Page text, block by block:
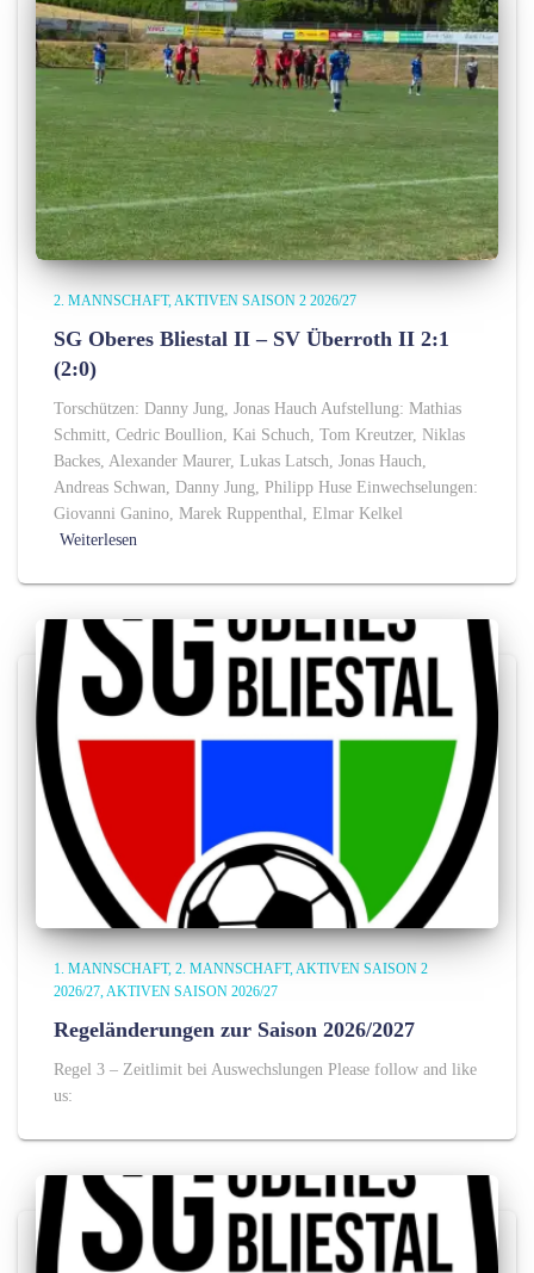
2. MANNSCHAFT AKTIVEN SAISON 2 2026/27
SG Oberes Bliestal II – SV Überroth II 2:1
(2:0)
Torschützen: Danny Jung, Jonas Hauch Aufstellung: Mathias
Schmitt, Cedric Boullion, Kai Schuch, Tom Kreutzer, Niklas
Backes, Alexander Maurer, Lukas Latsch, Jonas Hauch,
Andreas Schwan, Danny Jung, Philipp Huse Einwechselungen:
Giovanni Ganino, Marek Ruppenthal, Elmar Kelkel
Weiterlesen
1. MANNSCHAFT 2. MANNSCHAFT AKTIVEN SAISON 2
2026/27 AKTIVEN SAISON 2026/27
Regeländerungen zur Saison 2026/2027
Regel 3 – Zeitlimit bei Auswechslungen Please follow and like
us: